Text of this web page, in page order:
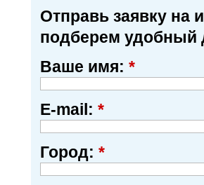
Отправь заявку на
подберем удобный
Ваше имя: *
E-mail: *
Город: *